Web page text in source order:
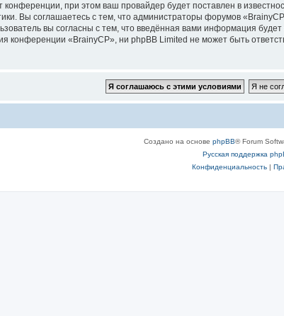
при этом ваш провайдер будет поставлен в
Вы соглашаетесь с тем, что администраторы форумов
вы согласны с тем, что введённая вами информация
конференции «BrainyCP», ни phpBB Limited не может быть
Создано на основе phpBB® Forum
Русская поддержка
Конфиденциальность|